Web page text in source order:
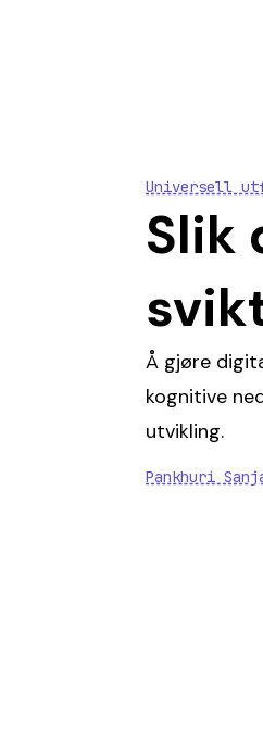
Universell
Slik
Å gjøre
kognitive
utvikling.
Pankhuri